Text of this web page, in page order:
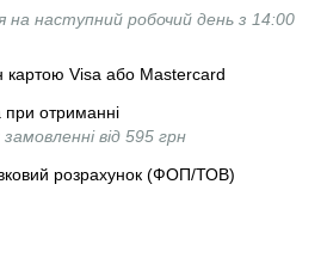
на наступний робочий день з 14:00
картою Visa або Mastercard
отриманні
замовленні від 595 грн
розрахунок (ФОП/ТОВ)